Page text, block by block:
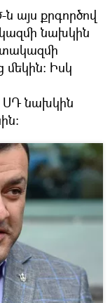
այս քրգործով
նախկին
Իսկ
ՍԴ նախկին